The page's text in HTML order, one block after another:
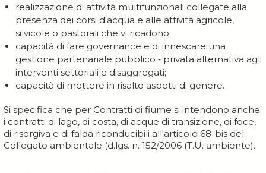
realizzazione di attività multifunzionali collegate alla
presenza dei corsi d'acqua e alle attività agricole,
silvicole o pastorali che vi ricadono;
capacità di fare governance e di innescare una
gestione partenariale pubblico ‐ privata alternativa agli
interventi settoriali e disaggregati;
capacità di mettere in risalto aspetti di genere.
Si specifica che per Contratti di fiume si intendono anche
i contratti di lago, di costa, di acque di transizione, di foce,
di risorgiva e di falda riconducibili all'articolo 68-bis del
Collegato ambientale (d.lgs. n. 152/2006 (T.U. ambiente).